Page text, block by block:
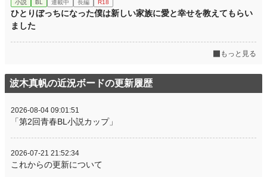
小説 BL 連載中 長編 R18
ひとりぼっちになった僕は新しい家族に愛と幸せを教えてもらい
ました
もっと見る
波木真帆の近況ボードの更新履歴
2026-08-04 09:01:51
「第2回青春BL小説カップ」
2026-07-21 21:52:34
これからの更新について